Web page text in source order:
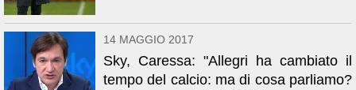
14 MAGGIO 2017
Sky, Caressa: "Allegri ha cambiato il
tempo del calcio: ma di cosa parliamo?